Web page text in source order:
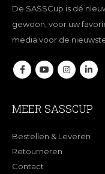
De SASSCup is dé
gewoon, voor uw
media voor de
MEER SASSCUP
Bestellen & Leveren
Retourneren
Contact